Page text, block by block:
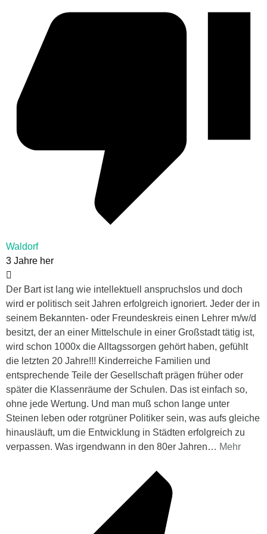
Waldorf
3 Jahre her
Der Bart ist lang wie intellektuell anspruchslos und doch
wird er politisch seit Jahren erfolgreich ignoriert. Jeder der in
seinem Bekannten- oder Freundeskreis einen Lehrer m/w/d
besitzt, der an einer Mittelschule in einer Großstadt tätig ist,
wird schon 1000x die Alltagssorgen gehört haben, gefühlt
die letzten 20 Jahre!!! Kinderreiche Familien und
entsprechende Teile der Gesellschaft prägen früher oder
später die Klassenräume der Schulen. Das ist einfach so,
ohne jede Wertung. Und man muß schon lange unter
Steinen leben oder rotgrüner Politiker sein, was aufs gleiche
hinausläuft, um die Entwicklung in Städten erfolgreich zu
verpassen. Was irgendwann in den 80er Jahren… Mehr